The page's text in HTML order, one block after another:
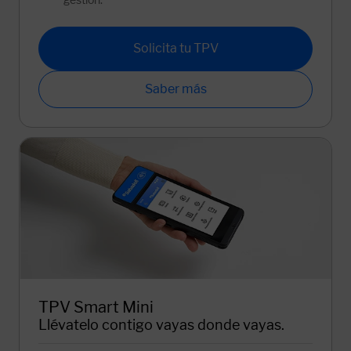
Solicita tu TPV
Saber más
TPV Smart Mini
Llévatelo contigo vayas donde vayas.